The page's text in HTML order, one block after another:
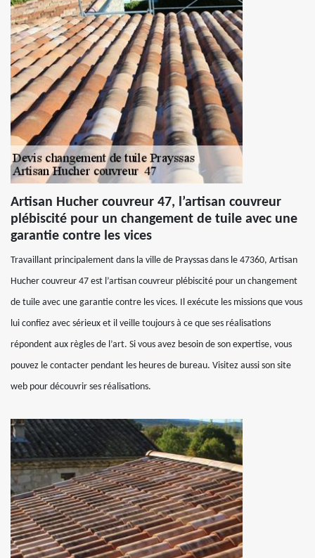
Artisan Hucher couvreur 47, l’artisan couvreur
plébiscité pour un changement de tuile avec une
garantie contre les vices
Travaillant principalement dans la ville de Prayssas dans le 47360, Artisan
Hucher couvreur 47 est l’artisan couvreur plébiscité pour un changement
de tuile avec une garantie contre les vices. Il exécute les missions que vous
lui confiez avec sérieux et il veille toujours à ce que ses réalisations
répondent aux règles de l’art. Si vous avez besoin de son expertise, vous
pouvez le contacter pendant les heures de bureau. Visitez aussi son site
web pour découvrir ses réalisations.